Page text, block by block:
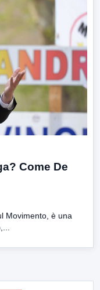
Come De
Movimento, è una